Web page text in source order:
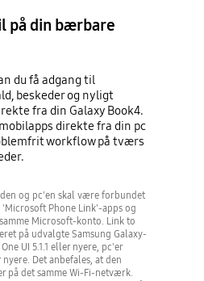
på din bærbare
du få adgang til
beskeder og nyligt
fra din Galaxy Book4.
direkte fra din pc
workflow på tværs
og pc'en skal være forbundet
Phone Link'-apps og
Microsoft-konto. Link to
på udvalgte Samsung Galaxy-
UI 5.1.1 eller nyere, pc'er
Det anbefales, at den
på det samme Wi-Fi-netværk.